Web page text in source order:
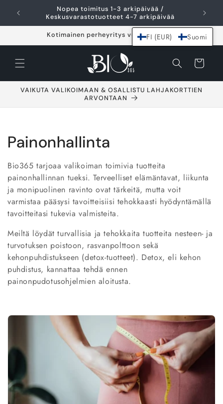
sisältöön
Nopea toimitus 1-3 arkipäivää /
Keskusvarastotuotteet 4-7 arkipäivää
Kotimainen perheyritys vuodesta 2021
Ostoskori
VAIKUTA VALIKOIMAAN & OSALLISTU LAHJAKORTTIEN
ARVONTAAN
K
o
k
o
e
l
m
a
Painonhallinta
Bio365 tarjoaa valikoiman toimivia tuotteita
painonhallinnan tueksi. Terveelliset elämäntavat, liikunta
ja monipuolinen ravinto ovat tärkeitä, mutta voit
varmistaa pääsysi tavoitteisiisi tehokkaasti hyödyntämällä
tavoitteitasi tukevia valmisteita.
Meiltä löydät turvallisia ja tehokkaita tuotteita nesteen- ja
turvotuksen poistoon, rasvanpolttoon sekä
kehonpuhdistukseen (detox-tuotteet). Detox, eli kehon
puhdistus, kannattaa tehdä ennen
painonpudotusohjelmien aloitusta.
FI (EUR) Suomi